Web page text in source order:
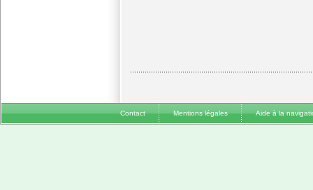
Contact Mentions légales Aide à la